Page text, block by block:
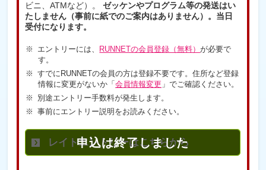
ビニ、ATMなど）。ゼッケンやプログラム等の発送はい
たしません（事前に紙でのご案内はありません）。当日
受付になります。
エントリーには、 RUNNETの会員登録（無料）が必要で
す。
すでにRUNNETの会員の方は登録不要です。住所など登録
情報に変更がないか「会員情報変更 」でご確認ください。
別途エントリー手数料が発生します。
事前にエントリー説明をお読みください。
レイトエントリーはこちらから